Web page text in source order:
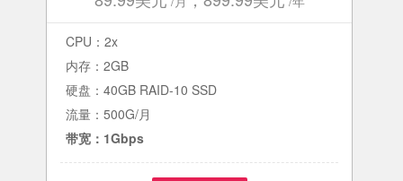
CPU：2x
内存：2GB
硬盘：40GB RAID-10 SSD
流量：500G/月
带宽：1Gbps